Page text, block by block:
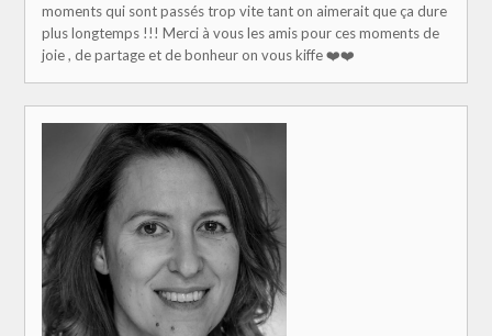
moments qui sont passés trop vite tant on aimerait que ça dure
plus longtemps !!! Merci à vous les amis pour ces moments de
joie , de partage et de bonheur on vous kiffe ❤️❤️